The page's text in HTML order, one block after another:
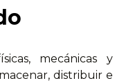
mecánicas y
distribuir e